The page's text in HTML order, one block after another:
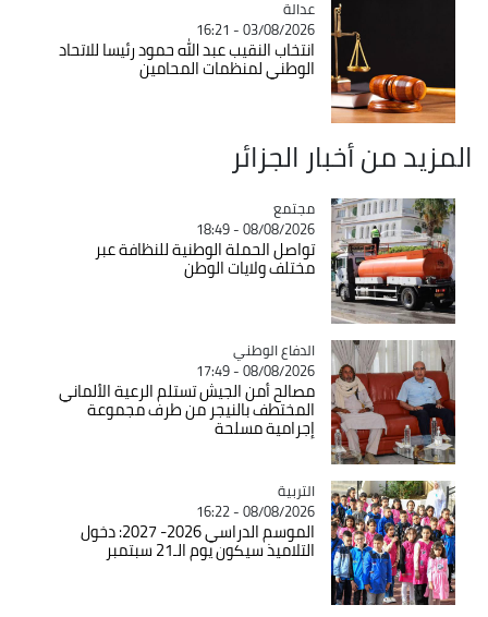
Catégorie
عدالة
03/08/2026 - 16:21
انتخاب النقيب عبد الله حمود رئيسا للاتحاد
الوطني لمنظمات المحامين
المزيد من أخبار الجزائر
Catégorie
مجتمع
08/08/2026 - 18:49
تواصل الحملة الوطنية للنظافة عبر
مختلف ولايات الوطن
Catégorie
الدفاع الوطني
08/08/2026 - 17:49
مصالح أمن الجيش تستلم الرعية الألماني
المختطف بالنيجر من طرف مجموعة
إجرامية مسلحة
Catégorie
التربية
08/08/2026 - 16:22
الموسم الدراسي 2026- 2027: دخول
التلاميذ سيكون يوم الـ21 سبتمبر